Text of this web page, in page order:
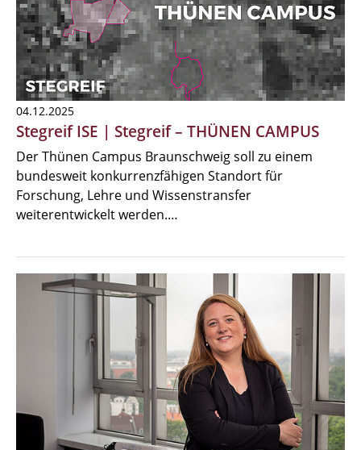
04.12.2025
Stegreif ISE | Stegreif – THÜNEN CAMPUS
Der Thünen Campus Braunschweig soll zu einem
bundesweit konkurrenzfähigen Standort für
Forschung, Lehre und Wissenstransfer
weiterentwickelt werden.…